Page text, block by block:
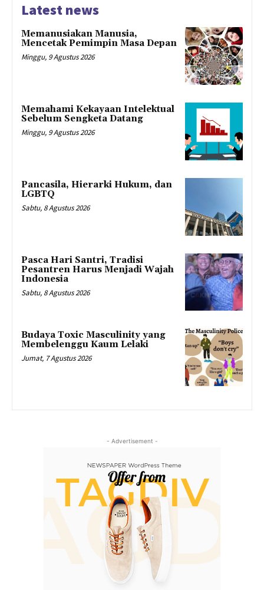
Latest news
Memanusiakan Manusia,
Mencetak Pemimpin Masa Depan
Minggu, 9 Agustus 2026
Memahami Kekayaan Intelektual
Sebelum Sengketa Datang
Minggu, 9 Agustus 2026
Pancasila, Hierarki Hukum, dan
LGBTQ
Sabtu, 8 Agustus 2026
Pasca Hari Santri, Tradisi
Pesantren Harus Menjadi Wajah
Indonesia
Sabtu, 8 Agustus 2026
Budaya Toxic Masculinity yang
Membelenggu Kaum Lelaki
Jumat, 7 Agustus 2026
- Advertisement -